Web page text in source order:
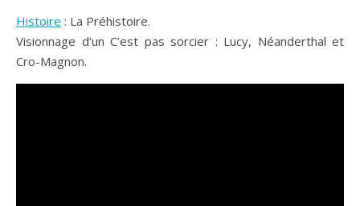
Histoire : La Préhistoire.
Visionnage d’un C’est pas sorcier : Lucy, Néanderthal et
Cro-Magnon.